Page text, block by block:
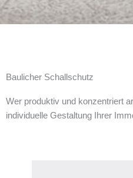
Baulicher Schallschutz
Wer produktiv und konzentriert
individuelle Gestaltung Ihrer